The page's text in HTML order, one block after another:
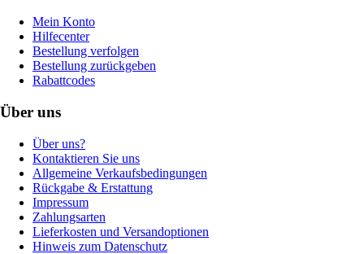
Mein Konto
Hilfecenter
Bestellung verfolgen
Bestellung zurückgeben
Rabattcodes
Über uns
Über uns?
Kontaktieren Sie uns
Allgemeine Verkaufsbedingungen
Rückgabe & Erstattung
Impressum
Zahlungsarten
Lieferkosten und Versandoptionen
Hinweis zum Datenschutz